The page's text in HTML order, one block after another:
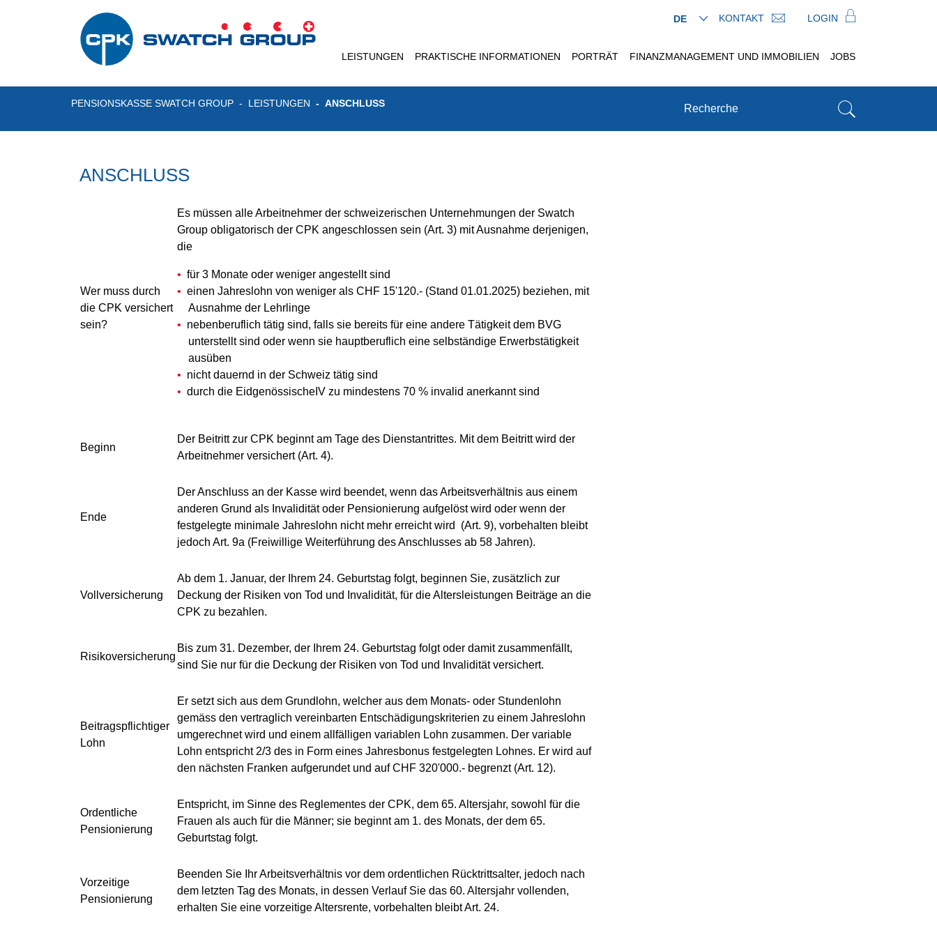
DE KONTAKT LOGIN
LEISTUNGEN PRAKTISCHE INFORMATIONEN PORTRÄT FINANZMANAGEMENT UND IMMOBILIEN JOBS
PENSIONSKASSE SWATCH GROUP LEISTUNGEN ANSCHLUSS
ANSCHLUSS
Wer muss durch
die CPK versichert
sein?
Es müssen alle Arbeitnehmer der schweizerischen Unternehmungen der Swatch
Group obligatorisch der CPK angeschlossen sein (Art. 3) mit Ausnahme derjenigen,
die
für 3 Monate oder weniger angestellt sind
einen Jahreslohn von weniger als CHF 15'120.- (Stand 01.01.2025) beziehen, mit
Ausnahme der Lehrlinge
nebenberuflich tätig sind, falls sie bereits für eine andere Tätigkeit dem BVG
unterstellt sind oder wenn sie hauptberuflich eine selbständige Erwerbstätigkeit
ausüben
nicht dauernd in der Schweiz tätig sind
durch die EidgenössischeIV zu mindestens 70 % invalid anerkannt sind
Beginn
Der Beitritt zur CPK beginnt am Tage des Dienstantrittes. Mit dem Beitritt wird der
Arbeitnehmer versichert (Art. 4).
Ende
Der Anschluss an der Kasse wird beendet, wenn das Arbeitsverhältnis aus einem
anderen Grund als Invalidität oder Pensionierung aufgelöst wird oder wenn der
festgelegte minimale Jahreslohn nicht mehr erreicht wird (Art. 9), vorbehalten bleibt
jedoch Art. 9a (Freiwillige Weiterführung des Anschlusses ab 58 Jahren).
Vollversicherung
Ab dem 1. Januar, der Ihrem 24. Geburtstag folgt, beginnen Sie, zusätzlich zur
Deckung der Risiken von Tod und Invalidität, für die Altersleistungen Beiträge an die
CPK zu bezahlen.
Risikoversicherung
Bis zum 31. Dezember, der Ihrem 24. Geburtstag folgt oder damit zusammenfällt,
sind Sie nur für die Deckung der Risiken von Tod und Invalidität versichert.
Beitragspflichtiger
Lohn
Er setzt sich aus dem Grundlohn, welcher aus dem Monats- oder Stundenlohn
gemäss den vertraglich vereinbarten Entschädigungskriterien zu einem Jahreslohn
umgerechnet wird und einem allfälligen variablen Lohn zusammen. Der variable
Lohn entspricht 2/3 des in Form eines Jahresbonus festgelegten Lohnes. Er wird auf
den nächsten Franken aufgerundet und auf CHF 320'000.- begrenzt (Art. 12).
Ordentliche
Pensionierung
Entspricht, im Sinne des Reglementes der CPK, dem 65. Altersjahr, sowohl für die
Frauen als auch für die Männer; sie beginnt am 1. des Monats, der dem 65.
Geburtstag folgt.
Vorzeitige
Pensionierung
Beenden Sie Ihr Arbeitsverhältnis vor dem ordentlichen Rücktrittsalter, jedoch nach
dem letzten Tag des Monats, in dessen Verlauf Sie das 60. Altersjahr vollenden,
erhalten Sie eine vorzeitige Altersrente, vorbehalten bleibt Art. 24.